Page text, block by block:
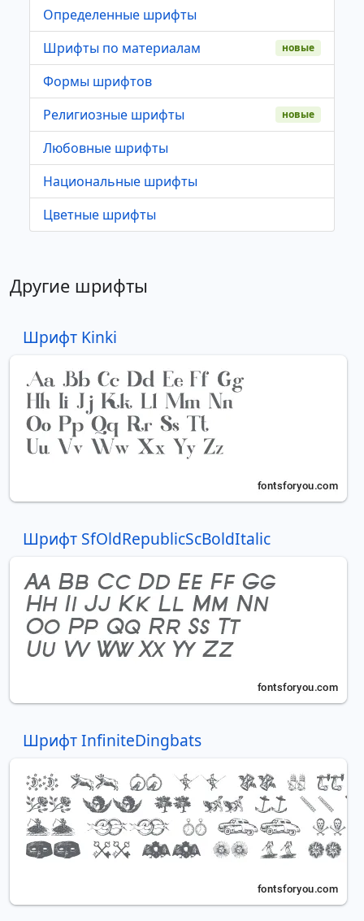
Определенные шрифты
Шрифты по материалам
новые
Формы шрифтов
Религиозные шрифты
новые
Любовные шрифты
Национальные шрифты
Цветные шрифты
Другие шрифты
Шрифт Kinki
Шрифт SfOldRepublicScBoldItalic
Шрифт InfiniteDingbats